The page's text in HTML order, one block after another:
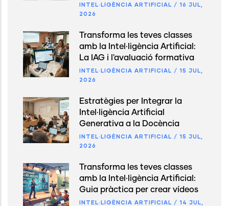
INTEL·LIGÈNCIA ARTIFICIAL / 16 JUL,
2026
Transforma les teves classes
amb la Intel·ligència Artificial:
La IAG i l'avaluació formativa
INTEL·LIGÈNCIA ARTIFICIAL / 15 JUL,
2026
Estratègies per Integrar la
Intel·ligència Artificial
Generativa a la Docència
INTEL·LIGÈNCIA ARTIFICIAL / 15 JUL,
2026
Transforma les teves classes
amb la Intel·ligència Artificial:
Guia pràctica per crear vídeos
INTEL·LIGÈNCIA ARTIFICIAL / 14 JUL,